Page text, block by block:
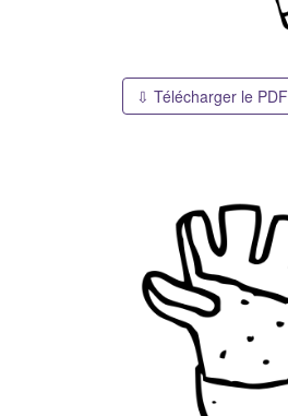
⇩ Télécharger le PDF